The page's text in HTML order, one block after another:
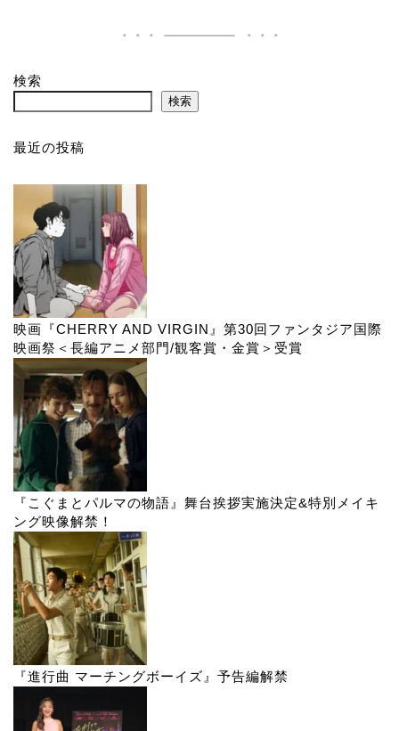
映画『CHERRY AND VIRGIN』第30回ファンタジア国際
映画祭＜長編アニメ部門/観客賞・金賞＞受賞
『こぐまとパルマの物語』舞台挨拶実施決定&特別メイキ
ング映像解禁！
『進行曲 マーチングボーイズ』予告編解禁
『左利きの少女』一般試写会舞台挨拶